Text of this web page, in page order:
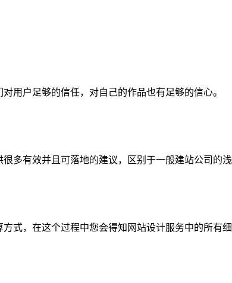
用户足够的信任，对自己的作品也有足够的信心。
多有效并且可落地的建议，区别于一般建站公司的
式，在这个过程中您会得知网站设计服务中的所有